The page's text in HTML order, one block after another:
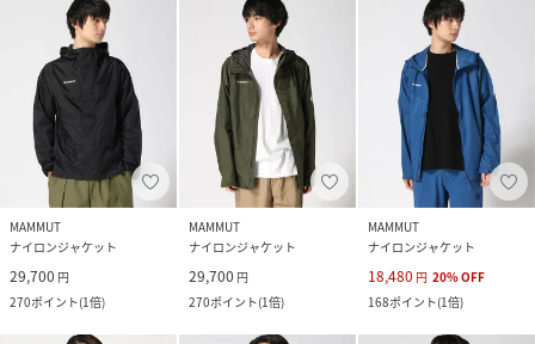
MAMMUT
ナイロンジャケット
29,700 円
270ポイント(1倍)
MAMMUT
ナイロンジャケット
29,700 円
270ポイント(1倍)
MAMMUT
ナイロンジャケット
18,480 円 20%OFF
168ポイント(1倍)